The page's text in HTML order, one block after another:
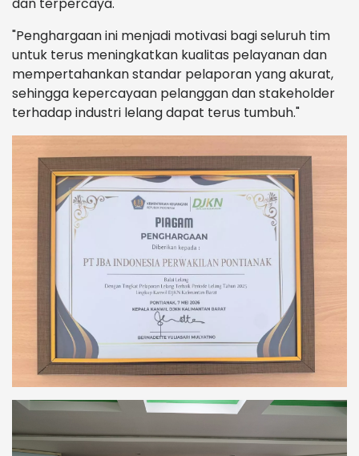
dan terpercaya.
"Penghargaan ini menjadi motivasi bagi seluruh tim
untuk terus meningkatkan kualitas pelayanan dan
mempertahankan standar pelaporan yang akurat,
sehingga kepercayaan pelanggan dan stakeholder
terhadap industri lelang dapat terus tumbuh."